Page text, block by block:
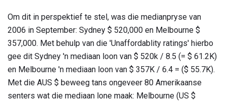
Om dit in perspektief te stel, was die medianpryse van
2006 in September: Sydney $ 520,000 en Melbourne $
357,000. Met behulp van die 'Unaffordablity ratings' hierbo
gee dit Sydney 'n mediaan loon van $ 520k / 8.5 (= $ 61.2K)
en Melbourne 'n mediaan loon van $ 357K / 6.4 = ($ 55.7K).
Met die AUS $ beweeg tans ongeveer 80 Amerikaanse
senters wat die mediaan lone maak: Melbourne (US $